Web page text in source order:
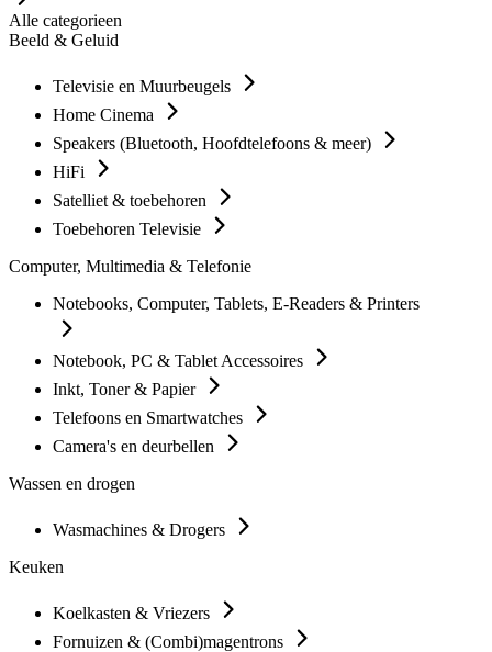
Alle categorieen
Beeld & Geluid
Televisie en Muurbeugels
Home Cinema
Speakers (Bluetooth, Hoofdtelefoons & meer)
HiFi
Satelliet & toebehoren
Toebehoren Televisie
Computer, Multimedia & Telefonie
Notebooks, Computer, Tablets, E-Readers & Printers
Notebook, PC & Tablet Accessoires
Inkt, Toner & Papier
Telefoons en Smartwatches
Camera's en deurbellen
Wassen en drogen
Wasmachines & Drogers
Keuken
Koelkasten & Vriezers
Fornuizen & (Combi)magentrons